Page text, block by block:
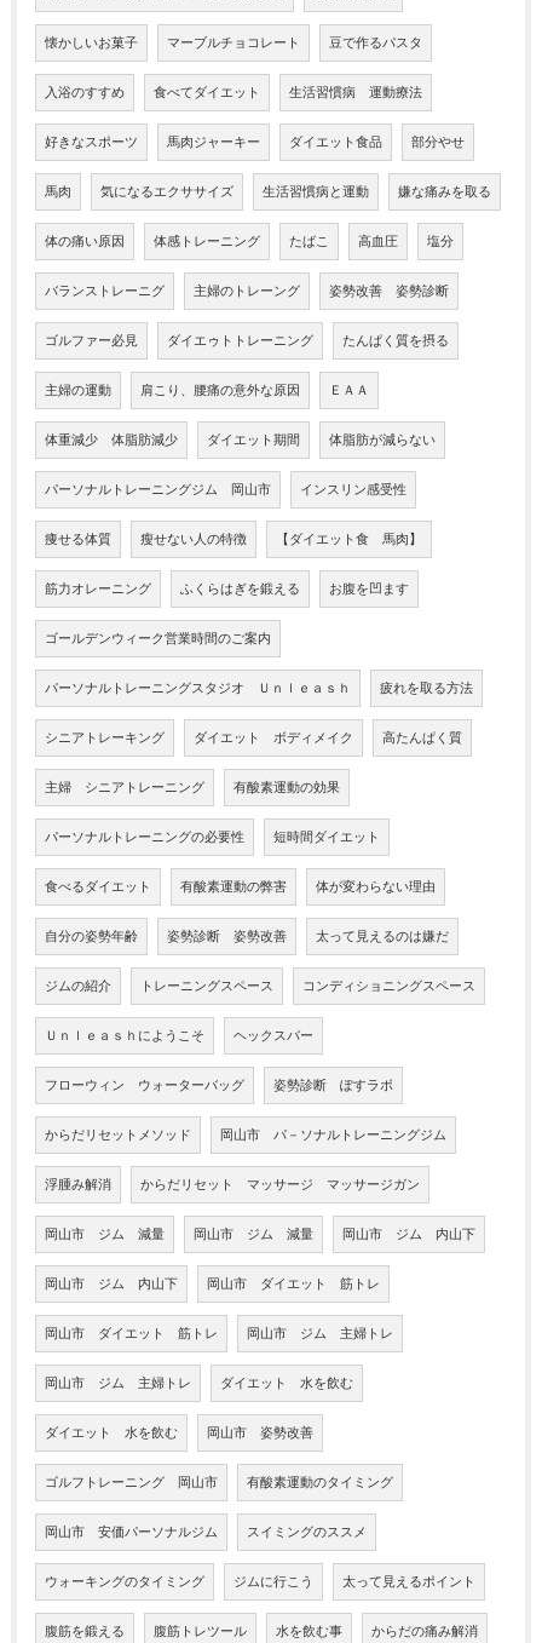
懐かしいお菓子 マーブルチョコレート 豆で作るパスタ
入浴のすすめ 食べてダイエット 生活習慣病 運動療法
好きなスポーツ 馬肉ジャーキー ダイエット食品 部分やせ
馬肉 気になるエクササイズ 生活習慣病と運動 嫌な痛みを取る
体の痛い原因 体感トレーニング たばこ 高血圧 塩分
バランストレーニグ 主婦のトレーング 姿勢改善 姿勢診断
ゴルファー必見 ダイエゥトトレーニング たんぱく質を摂る
主婦の運動 肩こり、腰痛の意外な原因 ＥＡＡ
体重減少 体脂肪減少 ダイエット期間 体脂肪が減らない
パーソナルトレーニングジム 岡山市 インスリン感受性
痩せる体質 瘦せない人の特徴 【ダイエット食 馬肉】
筋力オレーニング ふくらはぎを鍛える お腹を凹ます
ゴールデンウィーク営業時間のご案内
パーソナルトレーニングスタジオ Ｕｎｌｅａｓｈ 疲れを取る方法
シニアトレーキング ダイエット ボディメイク 高たんぱく質
主婦 シニアトレーニング 有酸素運動の効果
パーソナルトレーニングの必要性 短時間ダイエット
食べるダイエット 有酸素運動の弊害 体が変わらない理由
自分の姿勢年齢 姿勢診断 姿勢改善 太って見えるのは嫌だ
ジムの紹介 トレーニングスペース コンディショニングスペース
Ｕｎｌｅａｓｈにようこそ ヘックスバー
フローウィン ウォーターバッグ 姿勢診断 ぽすラボ
からだリセットメソッド 岡山市 パ－ソナルトレーニングジム
浮腫み解消 からだリセット マッサージ マッサージガン
岡山市 ジム 減量 岡山市 ジム 減量 岡山市 ジム 内山下
岡山市 ジム 内山下 岡山市 ダイエット 筋トレ
岡山市 ダイエット 筋トレ 岡山市 ジム 主婦トレ
岡山市 ジム 主婦トレ ダイエット 水を飲む
ダイエット 水を飲む 岡山市 姿勢改善
ゴルフトレーニング 岡山市 有酸素運動のタイミング
岡山市 安価パーソナルジム スイミングのススメ
ウォーキングのタイミング ジムに行こう 太って見えるポイント
腹筋を鍛える 腹筋トレツール 水を飲む事 からだの痛み解消